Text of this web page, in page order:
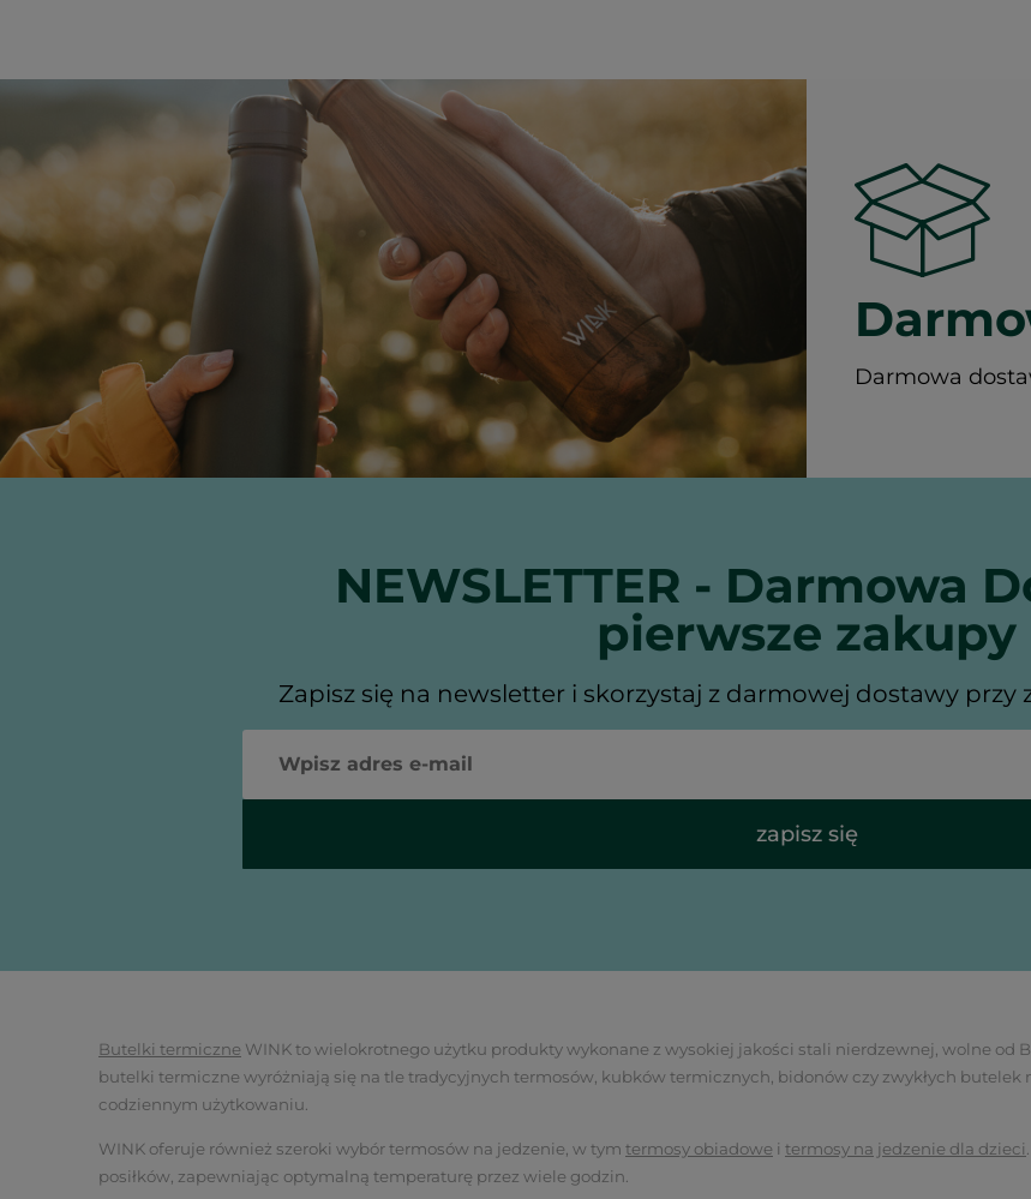
Darmowa
NEWSLETTER - Darmowa
pierwsze zakupy
Zapisz się na newsletter i skorzystaj z darmowej dostawy przy
zapisz się
Butelki termiczne WINK to wielokrotnego użytku produkty wykonane z wysokiej jakości stali nierdzewnej, wolne od
butelki termiczne wyróżniają się na tle tradycyjnych termosów, kubków termicznych, bidonów czy zwykłych
codziennym użytkowaniu.
WINK oferuje również szeroki wybór termosów na jedzenie, w tym termosy obiadowe i termosy na jedzenie dla dzieci
posiłków, zapewniając optymalną temperaturę przez wiele godzin.